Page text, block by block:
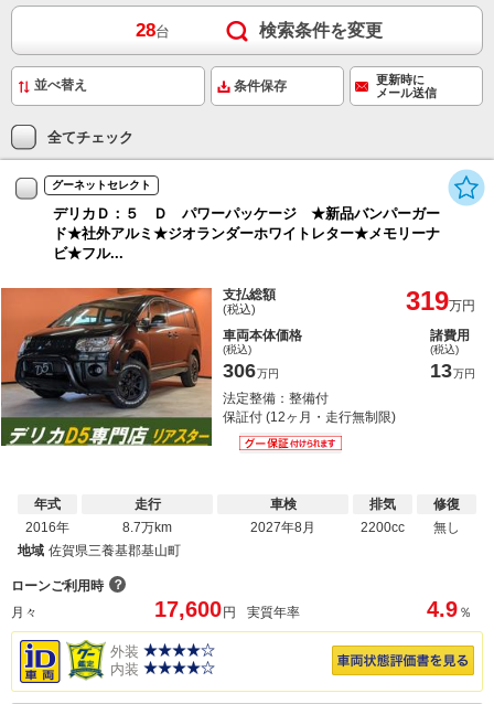
28台 検索条件を変更
条件保存
更新時に
メール送信
全てチェック
グーネットセレクト
デリカＤ：５ Ｄ パワーパッケージ ★新品バンパーガー
ド★社外アルミ★ジオランダーホワイトレター★メモリーナ
ビ★フル...
支払総額
(税込) 319万円
車両本体価格
(税込)
306万円
諸費用
(税込)
13万円
法定整備：整備付
保証付 (12ヶ月・走行無制限)
年式
2016年
走行
8.7万km
車検
2027年8月
排気
2200cc
修復
無し
地域 佐賀県三養基郡基山町
ローンご利用時 ？
月々
17,600 円 実質年率 4.9 ％
外装
内装